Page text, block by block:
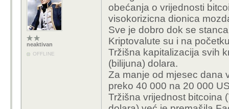
neaktivan
OFFLINE
obećanja o vrijednosti
visokorizicna dionica
Sve je dobro dok se
Kriptovalute su i na
Tržišna kapitalizacija svih
(bilijuna) dolara.
Za manje od mjesec dana
preko 40 000 na 20 000
Tržišna vrijednost bitcoina